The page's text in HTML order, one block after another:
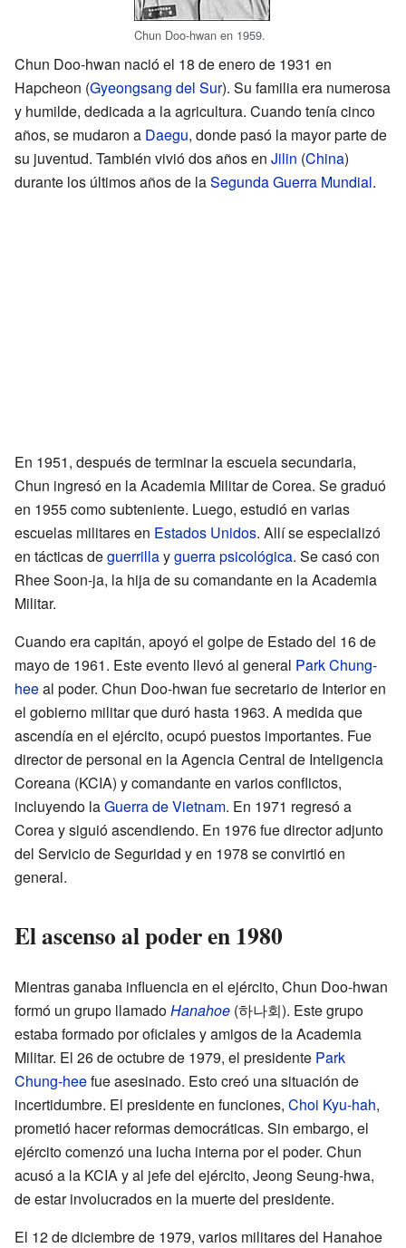
Chun Doo-hwan en 1959.
Chun Doo-hwan nació el 18 de enero de 1931 en
Hapcheon (Gyeongsang del Sur). Su familia era numerosa
y humilde, dedicada a la agricultura. Cuando tenía cinco
años, se mudaron a Daegu, donde pasó la mayor parte de
su juventud. También vivió dos años en Jilin (China)
durante los últimos años de laSegunda Guerra Mundial.
En 1951, después de terminar la escuela secundaria,
Chun ingresó en la Academia Militar de Corea. Se graduó
en 1955 como subteniente. Luego, estudió en varias
escuelas militares en Estados Unidos. Allí se especializó
en tácticas deguerrillayguerra psicológica. Se casó con
Rhee Soon-ja, la hija de su comandante en la Academia
Militar.
Cuando era capitán, apoyó el golpe de Estado del 16 de
mayo de 1961. Este evento llevó al general Park Chung-
heeal poder. Chun Doo-hwan fue secretario de Interior en
el gobierno militar que duró hasta 1963. A medida que
ascendía en el ejército, ocupó puestos importantes. Fue
director de personal en la Agencia Central de Inteligencia
Coreana (KCIA) y comandante en varios conflictos,
incluyendo laGuerra de Vietnam. En 1971 regresó a
Corea y siguió ascendiendo. En 1976 fue director adjunto
del Servicio de Seguridad y en 1978 se convirtió en
general.
El ascenso al poder en 1980
Mientras ganaba influencia en el ejército, Chun Doo-hwan
formó un grupo llamadoHanahoe (하나회). Este grupo
estaba formado por oficiales y amigos de la Academia
Militar. El 26 de octubre de 1979, el presidente Park
Chung-heefue asesinado. Esto creó una situación de
incertidumbre. El presidente en funciones, Choi Kyu-hah,
prometió hacer reformas democráticas. Sin embargo, el
ejército comenzó una lucha interna por el poder. Chun
acusó a la KCIA y al jefe del ejército, Jeong Seung-hwa,
de estar involucrados en la muerte del presidente.
El 12 de diciembre de 1979, varios militares del Hanahoe